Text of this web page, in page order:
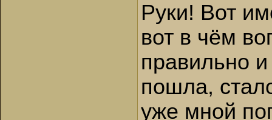
Руки! Вот
вот в чём
правильно
пошла,
уже мной